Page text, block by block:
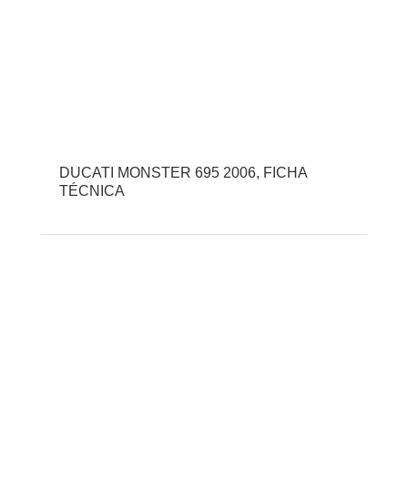
DUCATI MONSTER 695 2006, FICHA
TÉCNICA